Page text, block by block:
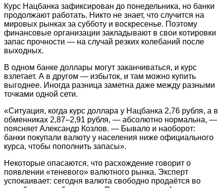
Курс Нацбанка зафиксирован до понедельника, но банки
продолжают работать. Никто не знает, что случится на
мировых рынках за субботу и воскресенье. Поэтому
финансовые организации закладывают в свои котировки
запас прочности — на случай резких колебаний после
выходных.
В одном банке доллары могут заканчиваться, и курс
взлетает. А в другом — избыток, и там можно купить
выгоднее. Иногда разница заметна даже между разными
точками одной сети.
«Ситуация, когда курс доллара у Нацбанка 2,76 рубля, а в
обменниках 2,87–2,91 рубля, — абсолютно нормальна, —
поясняет Александр Козлов. — Бывало и наоборот:
банки покупали валюту у населения ниже официального
курса, чтобы пополнить запасы».
Некоторые опасаются, что расхождение говорит о
появлении «теневого» валютного рынка. Эксперт
успокаивает: сегодня валюта свободно продаётся во